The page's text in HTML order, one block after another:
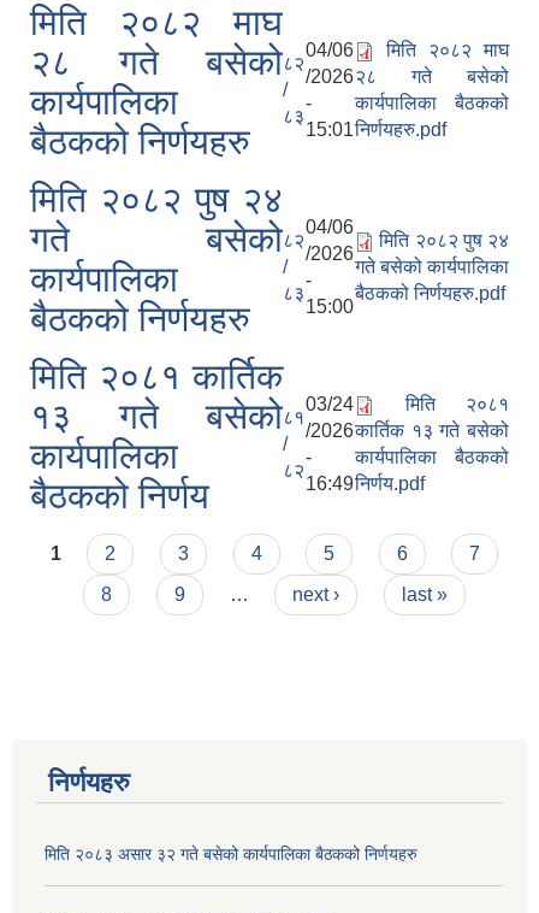
मिति २०८२ माघ
२८ गते बसेको
कार्यपालिका
बैठकको निर्णयहरु
८२
/
८३
04/06
/2026
-
15:01
मिति २०८२ माघ
२८ गते बसेको
कार्यपालिका बैठकको
निर्णयहरु.pdf
मिति २०८२ पुष २४
गते बसेको
कार्यपालिका
बैठकको निर्णयहरु
८२
/
८३
04/06
/2026
-
15:00
मिति २०८२ पुष २४
गते बसेको कार्यपालिका
बैठकको निर्णयहरु.pdf
मिति २०८१ कार्तिक
१३ गते बसेको
कार्यपालिका
बैठकको निर्णय
८१
/
८२
03/24
/2026
-
16:49
मिति २०८१
कार्तिक १३ गते बसेको
कार्यपालिका बैठकको
निर्णय.pdf
Pages
1 2 3 4 5 6
7
8
9 … next › last »
निर्णयहरु
मिति २०८३ असार ३२ गते बसेको कार्यपालिका बैठकको निर्णयहरु